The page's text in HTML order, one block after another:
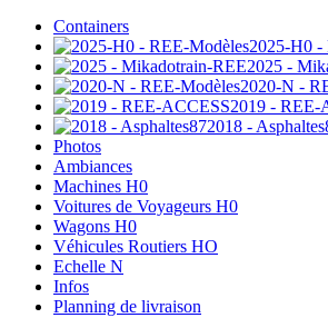
Containers
2025-H0 -
2025 -
2020-N -
2019 - REE-
2018 -
Photos
Ambiances
Machines H0
Voitures de Voyageurs H0
Wagons H0
Véhicules Routiers HO
Echelle N
Infos
Planning de livraison